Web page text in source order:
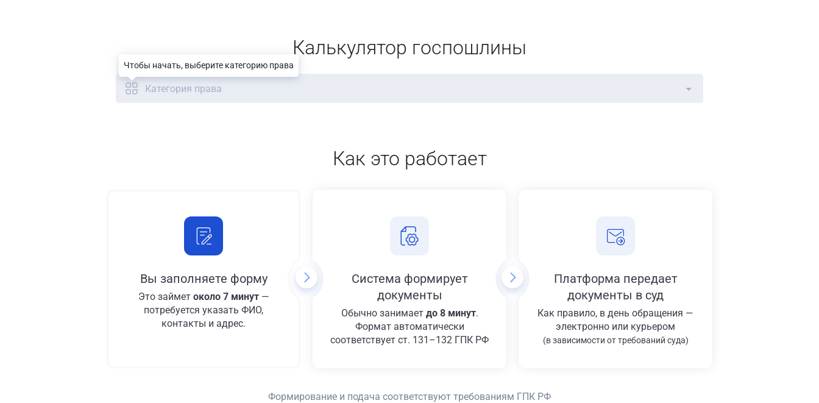
Калькулятор госпошлины
Категория права
Как это работает
Вы заполняете форму
Это займет около 7 минут—
потребуется указать ФИО,
контакты и адрес.
Система формирует
документы
Обычно занимает до 8 минут.
Формат автоматически
соответствует ст. 131–132 ГПК РФ
Платформа передает
документы в суд
Как правило, в день обращения —
электронно или курьером
(в зависимости от требований суда)
Формирование и подача соответствуют требованиям ГПК РФ
Чтобы начать, выберите категорию права